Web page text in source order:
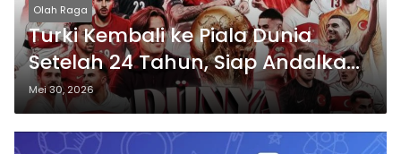
Olah Raga
Turki Kembali ke Piala Dunia
Setelah 24 Tahun, Siap Andalkan
Generasi Emas
Mei 30, 2026